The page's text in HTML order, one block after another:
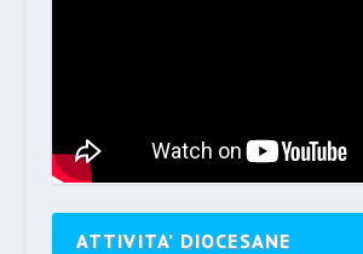
ATTIVITA’ DIOCESANE